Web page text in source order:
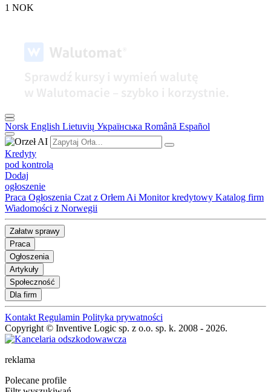
1 NOK
Norsk English Lietuvių Українська Română Español
Kredyty
pod kontrolą
Dodaj
ogłoszenie
Praca Ogłoszenia Czat z Orłem Ai Monitor kredytowy Katalog firm
Wiadomości z Norwegii
Załatw sprawy
Praca
Ogłoszenia
Artykuły
Społeczność
Dla firm
Kontakt Regulamin Polityka prywatności
Copyright © Inventive Logic sp. z o.o. sp. k. 2008 - 2026.
reklama
Polecane profile